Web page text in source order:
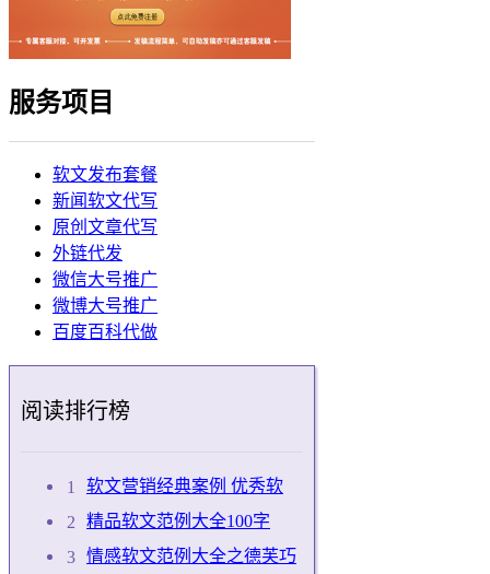
服务项目
软文发布套餐
新闻软文代写
原创文章代写
外链代发
微信大号推广
微博大号推广
百度百科代做
阅读排行榜
软文营销经典案例 优秀软
精品软文范例大全100字
情感软文范例大全之德芙巧